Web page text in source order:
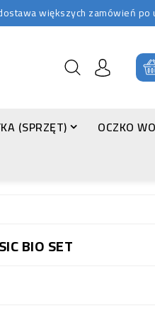
większych zamówień po
(SPRZĘT)
OCZKO
BIO SET